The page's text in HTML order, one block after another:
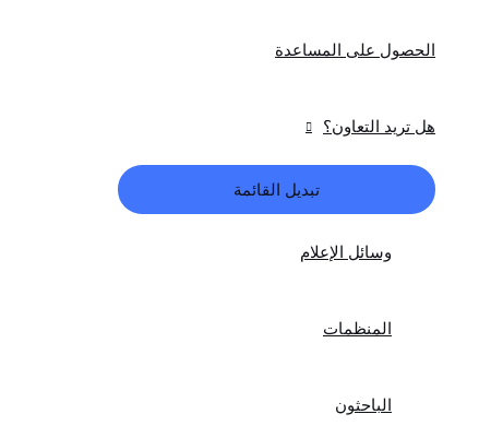
الحصول على المساعدة
هل تريد التعاون؟
تبديل القائمة
وسائل الإعلام
المنظمات
الباحثون